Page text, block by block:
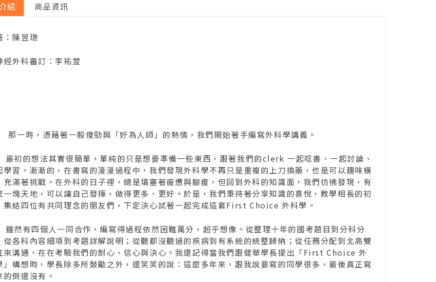
紹 商品資訊
：陳昱璁
經外科審訂：李祐萱
時，憑藉著一股傻勁與「好為人師」的熱情，我們開始著手編寫外科學講義。
的想法其實很簡單，單純的只是想要準備一些東西，跟著我們的clerk 一起唸書、一起討論、
學習。漸漸的，在書寫的漫漫過程中，我們發現外科學不再只是重複的上刀換藥，也是可以趣味橫
充滿著挑戰。在外科的日子裡，總是填塞著疲憊與腳痠，但回到外科的知識面，我們彷彿發現，有
一塊天地，可以讓自己發揮，做得更多、更好。於是，我們秉持著分享知識的喜悅，教學相長的初
集結四位有共同理念的朋友們，下定決心試著一起完成這套First Choice 外科學。
有四個人一同合作，編寫得過程依然困難萬分，超乎想像。從整理十年的國考題目到分科分
從各科內容細項到考題詳解說明；從聽都沒聽過的疾病到有系統的統整歸納；從任務分配到北高雙
來溝通，在在考驗我們的耐心、信心與決心。我還記得當我們跟健華學長提出「First Choice 外
」構想時，學長除多所鼓勵之外，還笑笑的說：這麼多年來，跟我說要寫的同學很多，最後真正寫
的倒還沒有。